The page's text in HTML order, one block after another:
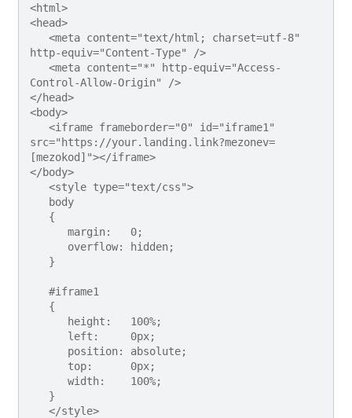
<html>
<head>
   <meta content="text/html; charset=utf-8"
http-equiv="Content-Type" />
   <meta content="*" http-equiv="Access-
Control-Allow-Origin" />
</head>
<body>
   <iframe frameborder="0" id="iframe1"
src="https://your.landing.link?mezonev=
[mezokod]"></iframe>
</body>
   <style type="text/css">
      margin:   0;
   #iframe1
      width:    100%;
   </style>